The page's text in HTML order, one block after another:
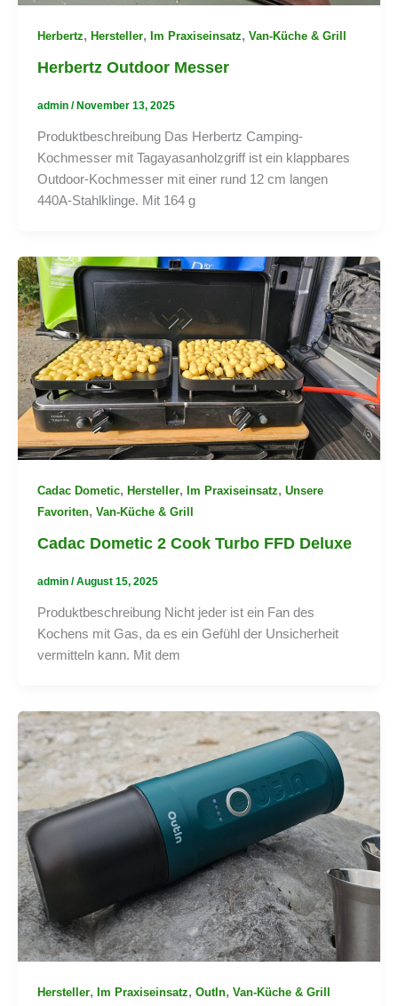
Herbertz, Hersteller, Im Praxiseinsatz, Van-Küche & Grill
Herbertz Outdoor Messer
admin /November 13, 2025
Produktbeschreibung Das Herbertz Camping-
Kochmesser mit Tagayasanholzgriff ist ein klappbares
Outdoor-Kochmesser mit einer rund 12 cm langen
440A-Stahlklinge. Mit 164 g
Cadac Dometic, Hersteller, Im Praxiseinsatz, Unsere
Favoriten, Van-Küche & Grill
Cadac Dometic 2 Cook Turbo FFD Deluxe
admin /August 15, 2025
Produktbeschreibung Nicht jeder ist ein Fan des
Kochens mit Gas, da es ein Gefühl der Unsicherheit
vermitteln kann. Mit dem
Hersteller, Im Praxiseinsatz, OutIn, Van-Küche & Grill